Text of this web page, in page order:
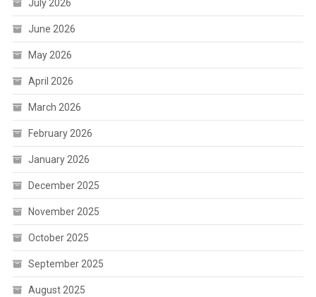
July 2026
June 2026
May 2026
April 2026
March 2026
February 2026
January 2026
December 2025
November 2025
October 2025
September 2025
August 2025